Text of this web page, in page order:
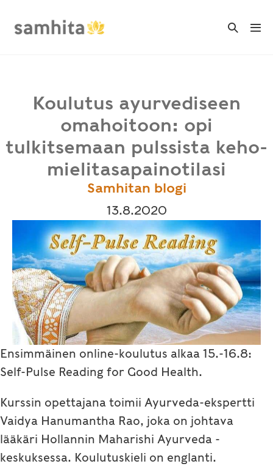
Search
Koulutus ayurvediseen
omahoitoon: opi
tulkitsemaan pulssista keho-
mielitasapainotilasi
Samhitan blogi
13.8.2020
Ensimmäinen online-koulutus alkaa 15.-16.8:
Self-Pulse Reading for Good Health.
Kurssin opettajana toimii Ayurveda-ekspertti
Vaidya Hanumantha Rao, joka on johtava
lääkäri Hollannin Maharishi Ayurveda -
keskuksessa. Koulutuskieli on englanti.